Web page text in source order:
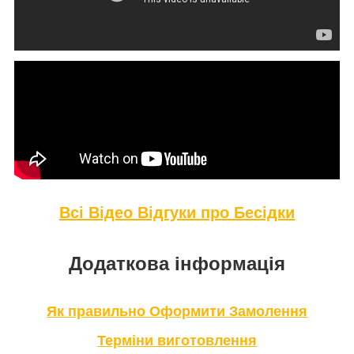
Всі Відео Відгуки про Бесідки
Додаткова інформація
Як правильно Оформити Замолення
Терміни виготовлення